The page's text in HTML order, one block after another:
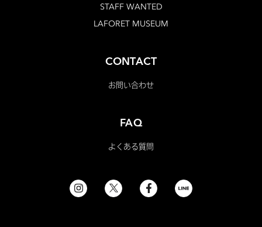
STAFF WANTED
LAFORET MUSEUM
CONTACT
お問い合わせ
FAQ
よくある質問